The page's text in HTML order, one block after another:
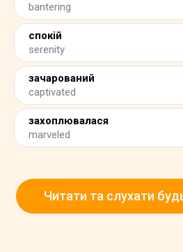
bantering
спокій
serenity
зачарований
captivated
захоплювалася
marveled
Читати та слухати